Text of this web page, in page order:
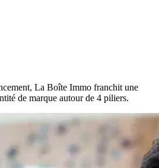
La Boîte Immo franchit une
de marque autour de 4 piliers.